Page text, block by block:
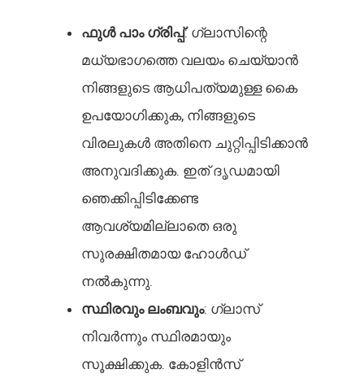
ഫുൾ പാം ഗ്രിപ്പ്: ഗ്ലാസിന്റെ
മധ്യഭാഗത്തെ വലയം ചെയ്യാൻ
നിങ്ങളുടെ ആധിപത്യമുള്ള കൈ
ഉപയോഗിക്കുക, നിങ്ങളുടെ
വിരലുകൾ അതിനെ ചുറ്റിപ്പിടിക്കാൻ
അനുവദിക്കുക. ഇത് ദൃഡമായി
ഞെക്കിപ്പിടിക്കേണ്ട
ആവശ്യമില്ലാതെ ഒരു
സുരക്ഷിതമായ ഹോൾഡ്
നൽകുന്നു.
സ്ഥിരവും ലംബവും: ഗ്ലാസ്
നിവർന്നും സ്ഥിരമായും
സൂക്ഷിക്കുക. കോളിൻസ്